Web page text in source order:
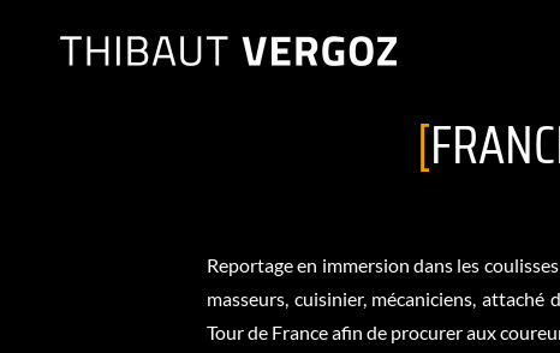
[
Reportage en immersion dans les
masseurs, cuisinier, mécaniciens,
Tour de France afin de procurer aux